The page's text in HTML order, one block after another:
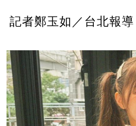
記者鄭玉如／台北報導